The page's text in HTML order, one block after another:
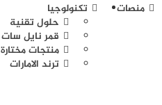
منصات
تكنولوجيا
حلول تقنية
قمر نايل سات
منتجات مختارة
ترند الامارات